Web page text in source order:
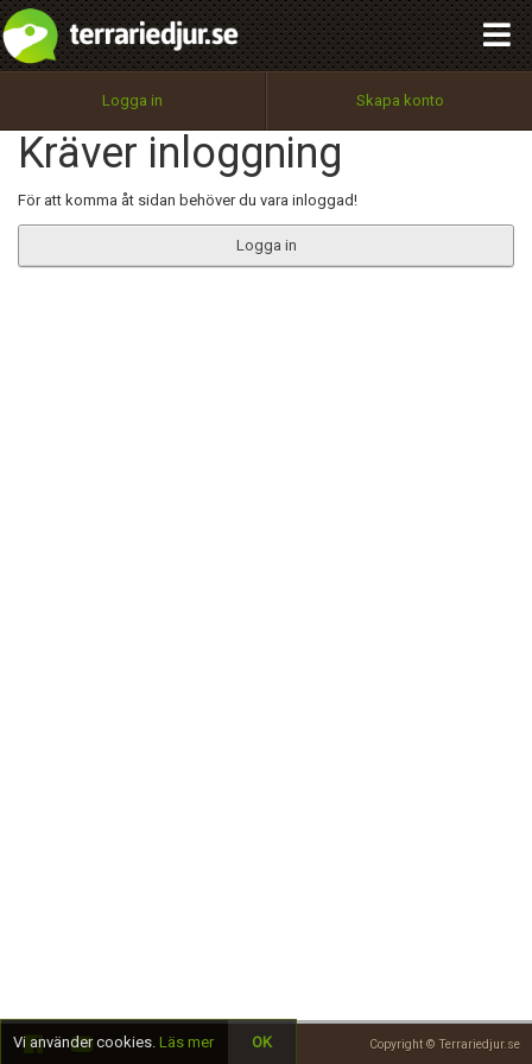
Logga in Skapa konto
Kräver inloggning
För att komma åt sidan behöver du vara inloggad!
Logga in
Copyright © Terrariedjur.se
Utför
100%
OK
integritetspolicy
Namn:
Epost:
Begär nytt lösenord
Tillbaka till förstasidan
Vi använder cookies. Läs mer OK